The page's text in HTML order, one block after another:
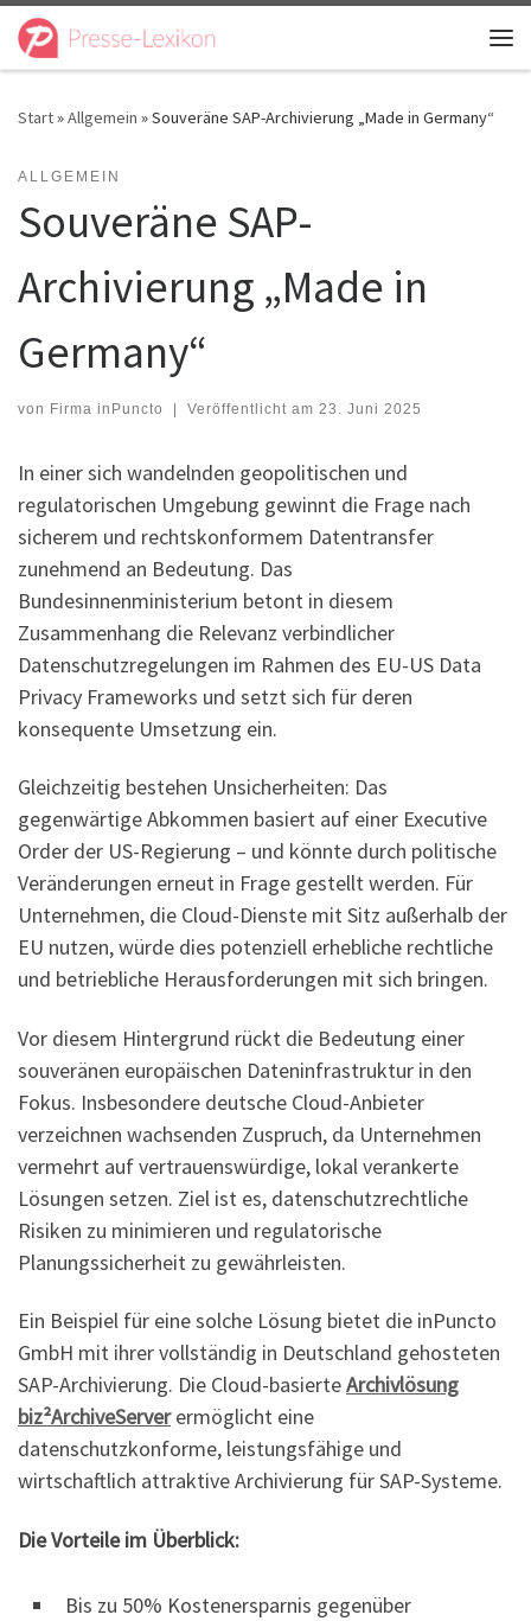
Zum Inhalt springen
Start»Allgemein »Souveräne SAP-Archivierung „Made in Germany“
ALLGEMEIN
Souveräne SAP-
Archivierung „Made in
Germany“
von Firma inPuncto | Veröffentlicht am 23. Juni 2025
In einer sich wandelnden geopolitischen und
regulatorischen Umgebung gewinnt die Frage nach
sicherem und rechtskonformem Datentransfer
zunehmend an Bedeutung. Das
Bundesinnenministerium betont in diesem
Zusammenhang die Relevanz verbindlicher
Datenschutzregelungen im Rahmen des EU-US Data
Privacy Frameworks und setzt sich für deren
konsequente Umsetzung ein.
Gleichzeitig bestehen Unsicherheiten: Das
gegenwärtige Abkommen basiert auf einer Executive
Order der US-Regierung – und könnte durch politische
Veränderungen erneut in Frage gestellt werden. Für
Unternehmen, die Cloud-Dienste mit Sitz außerhalb der
EU nutzen, würde dies potenziell erhebliche rechtliche
und betriebliche Herausforderungen mit sich bringen.
Vor diesem Hintergrund rückt die Bedeutung einer
souveränen europäischen Dateninfrastruktur in den
Fokus. Insbesondere deutsche Cloud-Anbieter
verzeichnen wachsenden Zuspruch, da Unternehmen
vermehrt auf vertrauenswürdige, lokal verankerte
Lösungen setzen. Ziel ist es, datenschutzrechtliche
Risiken zu minimieren und regulatorische
Planungssicherheit zu gewährleisten.
Ein Beispiel für eine solche Lösung bietet die inPuncto
GmbH mit ihrer vollständig in Deutschland gehosteten
SAP-Archivierung. Die Cloud-basierteArchivlösung
biz²ArchiveServerermöglicht eine
datenschutzkonforme, leistungsfähige und
wirtschaftlich attraktive Archivierung für SAP-Systeme.
Die Vorteile im Überblick:
Bis zu 50% Kostenersparnis gegenüber